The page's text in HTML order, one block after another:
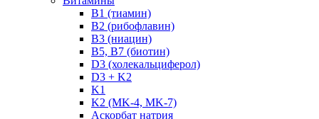
B1 (тиамин)
B2 (рибофлавин)
B3 (ниацин)
B5, B7 (биотин)
D3 (холекальциферол)
D3 + K2
K1
K2 (MK-4, MK-7)
Аскорбат натрия